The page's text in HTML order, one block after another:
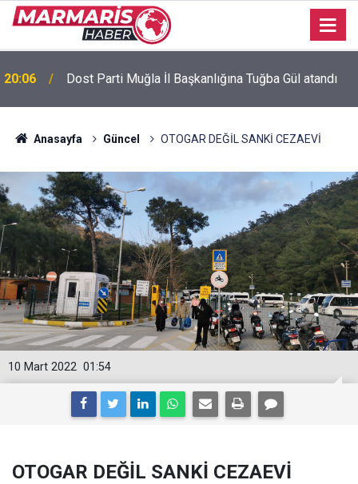
16:51
Bursaspor’da 2026-2027 sezonu forma numaraları
açıklandı
Anasayfa Güncel OTOGAR DEĞİL SANKİ CEZAEVİ
01:54
10 Mart 2022
OTOGAR DEĞİL SANKİ CEZAEVİ